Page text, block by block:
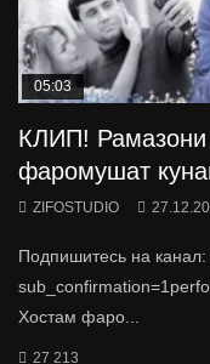
05:03
КЛИП! Рамазони
фаромушат
ZIFOSTUDIO
Подпишитесь на
Хостам фаро...
27 213